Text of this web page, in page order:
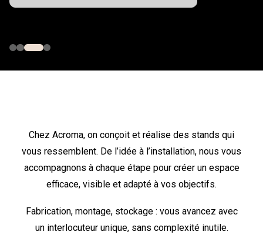
Chez Acroma, on conçoit et réalise des stands qui
vous ressemblent. De l’idée à l’installation, nous vous
accompagnons à chaque étape pour créer un espace
efficace, visible et adapté à vos objectifs.
Fabrication, montage, stockage : vous avancez avec
un interlocuteur unique, sans complexité inutile.